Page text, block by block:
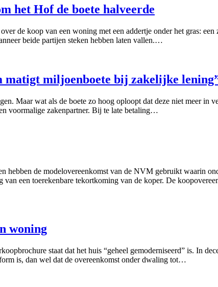
het Hof de boete halveerde
de koop van een woning met een addertje onder het gras:
beide partijen steken hebben laten vallen.…
matigt miljoenboete bij zakelijke
Maar wat als de boete zo hoog oploopt dat deze niet meer in
voormalige zakenpartner. Bij te late betaling…
hebben de modelovereenkomst van de NVM gebruikt waarin
een toerekenbare tekortkoming van de koper. De
woning
staat dat het huis “geheel gemoderniseerd” is. In
is, dan wel dat de overeenkomst onder dwaling tot…